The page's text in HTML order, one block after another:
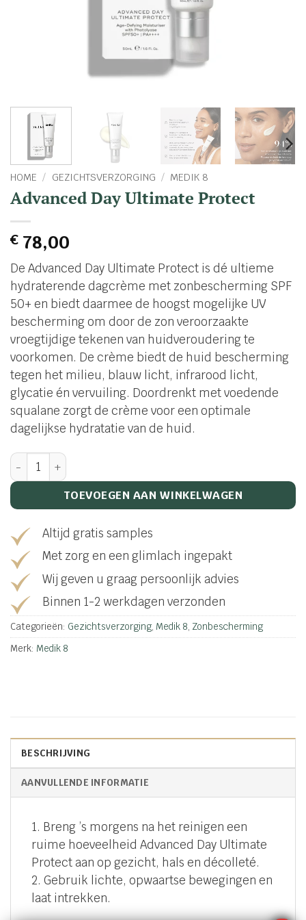
HOME / GEZICHTSVERZORGING / MEDIK 8
Advanced Day Ultimate Protect
€78,00
De Advanced Day Ultimate Protect is dé ultieme
hydraterende dagcrème met zonbescherming SPF
50+ en biedt daarmee de hoogst mogelijke UV
bescherming om door de zon veroorzaakte
vroegtijdige tekenen van huidveroudering te
voorkomen. De crème biedt de huid bescherming
tegen het milieu, blauw licht, infrarood licht,
glycatie én vervuiling. Doordrenkt met voedende
squalane zorgt de crème voor een optimale
dagelijkse hydratatie van de huid.
Advanced Day Ultimate Protect aantal
TOEVOEGEN AAN WINKELWAGEN
Altijd gratis samples
Met zorg en een glimlach ingepakt
Wij geven u graag persoonlijk advies
Binnen 1-2 werkdagen verzonden
Categorieën: Gezichtsverzorging, Medik 8, Zonbescherming
Merk: Medik 8
BESCHRIJVING
AANVULLENDE INFORMATIE
1. Breng ’s morgens na het reinigen een
ruime hoeveelheid Advanced Day Ultimate
Protect aan op gezicht, hals en décolleté.
2. Gebruik lichte, opwaartse bewegingen en
laat intrekken.